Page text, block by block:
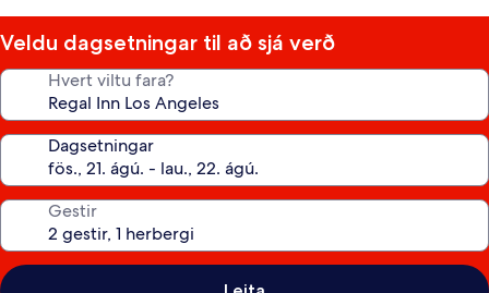
Veldu dagsetningar til að sjá verð
Hvert viltu fara?
Dagsetningar
Gestir